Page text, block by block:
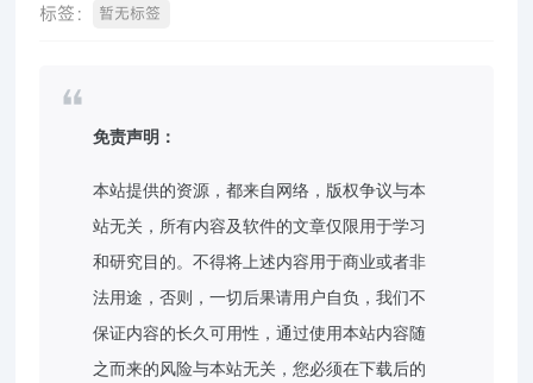
标签： 暂无标签
免责声明：
本站提供的资源，都来自网络，版权争议与本
站无关，所有内容及软件的文章仅限用于学习
和研究目的。不得将上述内容用于商业或者非
法用途，否则，一切后果请用户自负，我们不
保证内容的长久可用性，通过使用本站内容随
之而来的风险与本站无关，您必须在下载后的